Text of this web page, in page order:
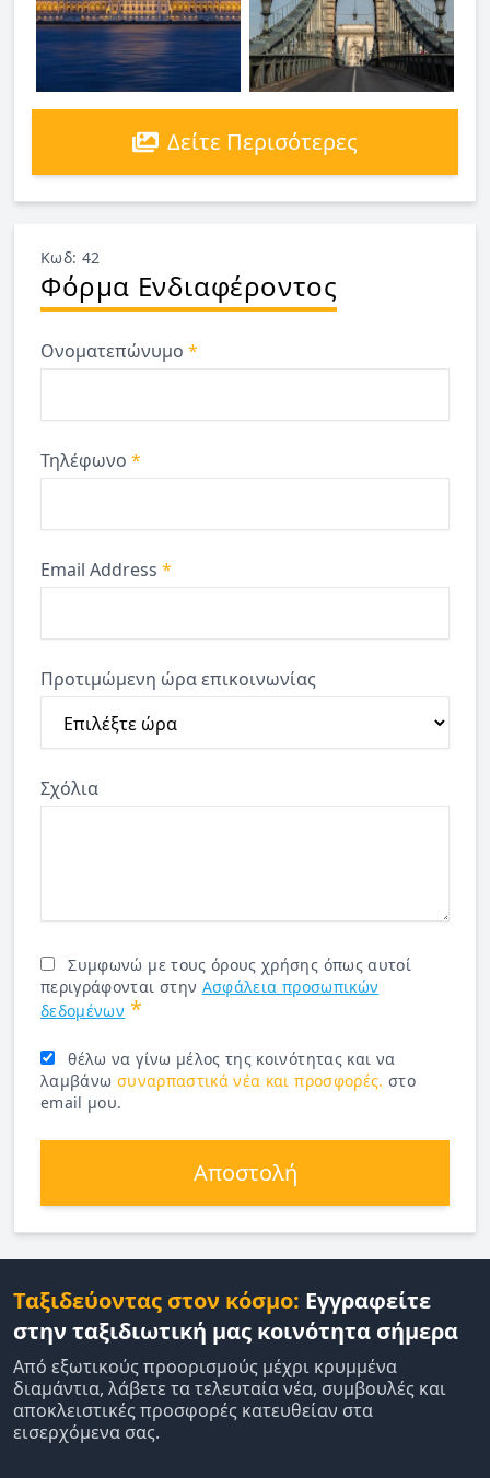
Δείτε Περισότερες
Κωδ: 42
Φόρμα Ενδιαφέροντος
Ονοματεπώνυμο *
Τηλέφωνο *
Email Address *
Προτιμώμενη ώρα επικοινωνίας
Σχόλια
Συμφωνώ με τους όρους χρήσης όπως αυτοί
περιγράφονται στην Ασφάλεια προσωπικών
δεδομένων *
θέλω να γίνω μέλος της κοινότητας και να
λαμβάνω συναρπαστικά νέα και προσφορές. στο
email μου.
Αποστολή
Ταξιδεύοντας στον κόσμο: Εγγραφείτε
στην ταξιδιωτική μας κοινότητα σήμερα
Από εξωτικούς προορισμούς μέχρι κρυμμένα
διαμάντια, λάβετε τα τελευταία νέα, συμβουλές και
αποκλειστικές προσφορές κατευθείαν στα
εισερχόμενα σας.